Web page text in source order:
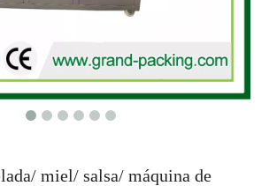
miel/ salsa/ máquina de